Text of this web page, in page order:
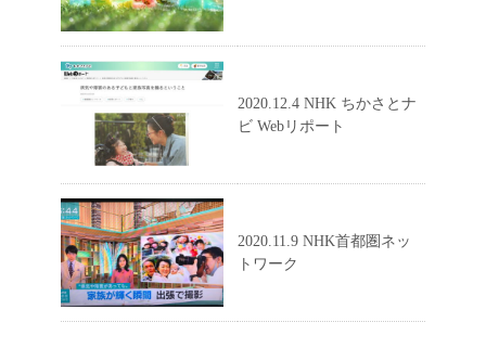
2020.12.4 NHK ちかさとナ
ビ Webリポート
2020.11.9 NHK首都圏ネッ
トワーク